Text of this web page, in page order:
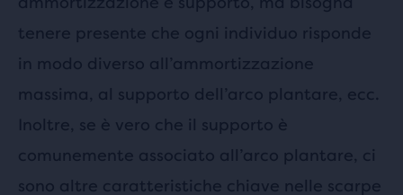
tenere presente che ogni individuo risponde
in modo diverso all’ammortizzazione
massima, al supporto dell’arco plantare, ecc.
Inoltre, se è vero che il supporto è
comunemente associato all’arco plantare, ci
sono altre caratteristiche chiave nelle scarpe